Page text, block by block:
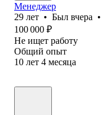
Менеджер
29 лет • Был вчера •
100 000 ₽
Не ищет работу
Общий опыт
10 лет 4 месяца